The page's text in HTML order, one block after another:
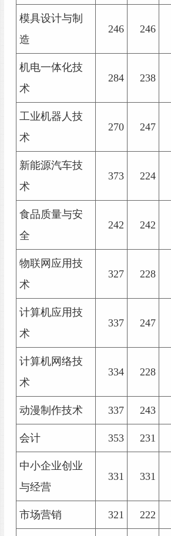
模具设计与制
造
246 246
机电一体化技
术
284 238
工业机器人技
术
270 247
新能源汽车技
术
373 224
食品质量与安
全
242 242
物联网应用技
术
327 228
计算机应用技
术
337 247
计算机网络技
术
334 228
动漫制作技术 337 243
会计 353 231
中小企业创业
与经营
331 331
市场营销 321 222